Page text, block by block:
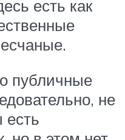
есть как
публичные
не
есть